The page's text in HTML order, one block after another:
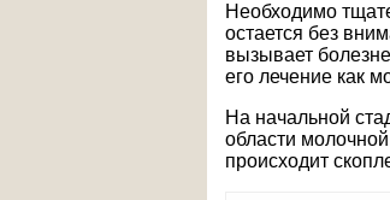
Необходимо
остается без
вызывает
его лечение как
На начальной
области
происходит